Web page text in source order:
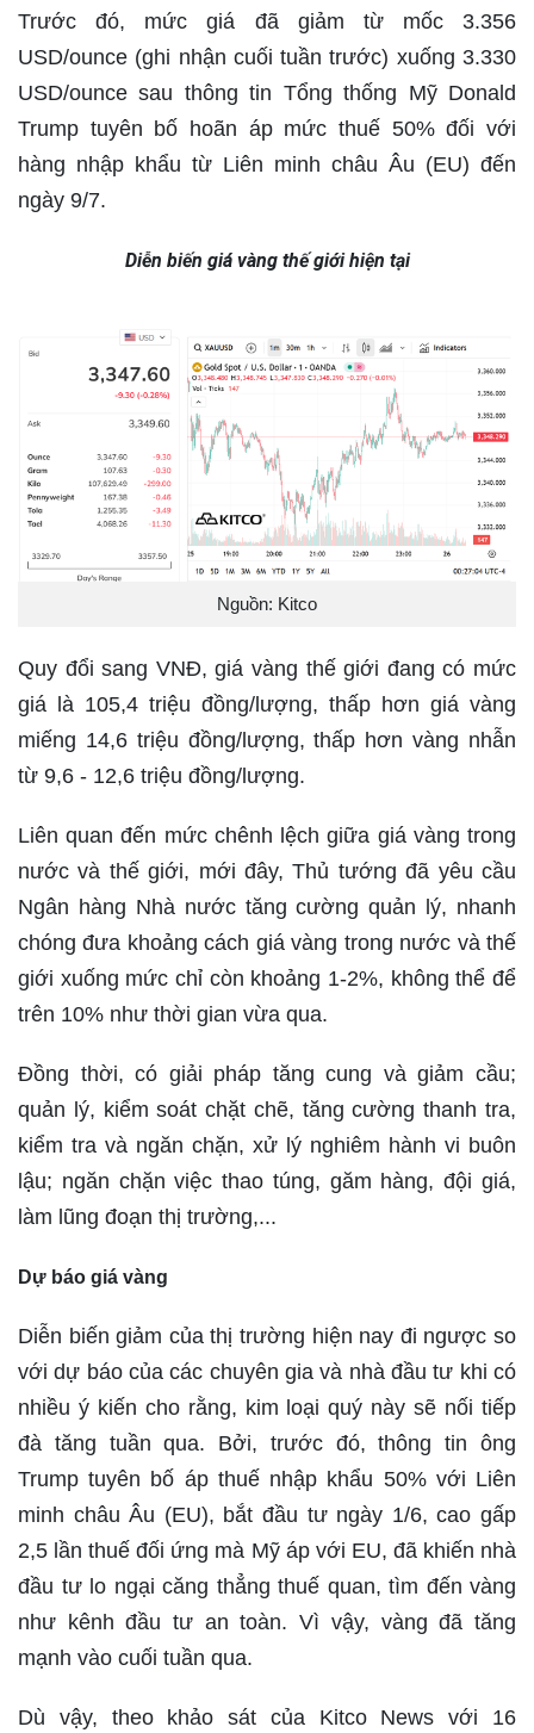
Trước đó, mức giá đã giảm từ mốc 3.356
USD/ounce (ghi nhận cuối tuần trước) xuống 3.330
USD/ounce sau thông tin Tổng thống Mỹ Donald
Trump tuyên bố hoãn áp mức thuế 50% đối với
hàng nhập khẩu từ Liên minh châu Âu (EU) đến
ngày 9/7.
Diễn biến giá vàng thế giới hiện tại
Nguồn: Kitco
Quy đổi sang VNĐ, giá vàng thế giới đang có mức
giá là 105,4 triệu đồng/lượng, thấp hơn giá vàng
miếng 14,6 triệu đồng/lượng, thấp hơn vàng nhẫn
từ 9,6 - 12,6 triệu đồng/lượng.
Liên quan đến mức chênh lệch giữa giá vàng trong
nước và thế giới, mới đây, Thủ tướng đã yêu cầu
Ngân hàng Nhà nước tăng cường quản lý, nhanh
chóng đưa khoảng cách giá vàng trong nước và thế
giới xuống mức chỉ còn khoảng 1-2%, không thể để
trên 10% như thời gian vừa qua.
Đồng thời, có giải pháp tăng cung và giảm cầu;
quản lý, kiểm soát chặt chẽ, tăng cường thanh tra,
kiểm tra và ngăn chặn, xử lý nghiêm hành vi buôn
lậu; ngăn chặn việc thao túng, găm hàng, đội giá,
làm lũng đoạn thị trường,...
Dự báo giá vàng
Diễn biến giảm của thị trường hiện nay đi ngược so
với dự báo của các chuyên gia và nhà đầu tư khi có
nhiều ý kiến cho rằng, kim loại quý này sẽ nối tiếp
đà tăng tuần qua. Bởi, trước đó, thông tin ông
Trump tuyên bố áp thuế nhập khẩu 50% với Liên
minh châu Âu (EU), bắt đầu tư ngày 1/6, cao gấp
2,5 lần thuế đối ứng mà Mỹ áp với EU, đã khiến nhà
đầu tư lo ngại căng thẳng thuế quan, tìm đến vàng
như kênh đầu tư an toàn. Vì vậy, vàng đã tăng
mạnh vào cuối tuần qua.
Dù vậy, theo khảo sát của Kitco News với 16